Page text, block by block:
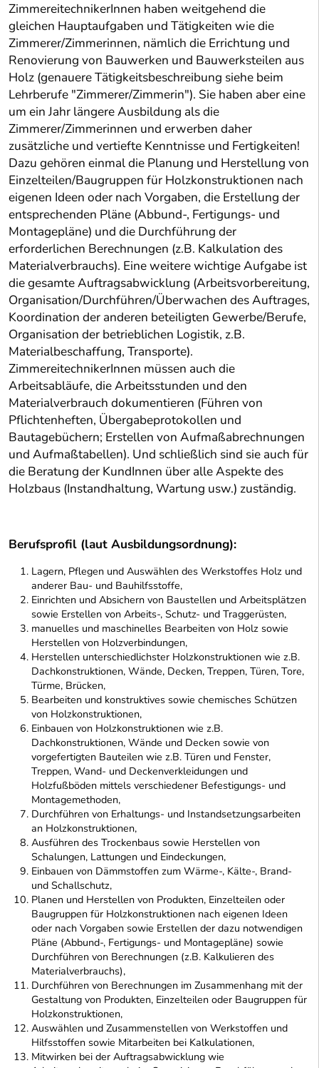
ZimmereitechnikerInnen haben weitgehend die
gleichen Hauptaufgaben und Tätigkeiten wie die
Zimmerer/Zimmerinnen, nämlich die Errichtung und
Renovierung von Bauwerken und Bauwerksteilen aus
Holz (genauere Tätigkeitsbeschreibung siehe beim
Lehrberufe "Zimmerer/Zimmerin"). Sie haben aber eine
um ein Jahr längere Ausbildung als die
Zimmerer/Zimmerinnen und erwerben daher
zusätzliche und vertiefte Kenntnisse und Fertigkeiten!
Dazu gehören einmal die Planung und Herstellung von
Einzelteilen/Baugruppen für Holzkonstruktionen nach
eigenen Ideen oder nach Vorgaben, die Erstellung der
entsprechenden Pläne (Abbund-, Fertigungs- und
Montagepläne) und die Durchführung der
erforderlichen Berechnungen (z.B. Kalkulation des
Materialverbrauchs). Eine weitere wichtige Aufgabe ist
die gesamte Auftragsabwicklung (Arbeitsvorbereitung,
Organisation/Durchführen/Überwachen des Auftrages,
Koordination der anderen beteiligten Gewerbe/Berufe,
Organisation der betrieblichen Logistik, z.B.
Materialbeschaffung, Transporte).
ZimmereitechnikerInnen müssen auch die
Arbeitsabläufe, die Arbeitsstunden und den
Materialverbrauch dokumentieren (Führen von
Pflichtenheften, Übergabeprotokollen und
Bautagebüchern; Erstellen von Aufmaßabrechnungen
und Aufmaßtabellen). Und schließlich sind sie auch für
die Beratung der KundInnen über alle Aspekte des
Holzbaus (Instandhaltung, Wartung usw.) zuständig.
Berufsprofil (laut Ausbildungsordnung):
Lagern, Pflegen und Auswählen des Werkstoffes Holz und
anderer Bau- und Bauhilfsstoffe,
Einrichten und Absichern von Baustellen und Arbeitsplätzen
sowie Erstellen von Arbeits-, Schutz- und Traggerüsten,
manuelles und maschinelles Bearbeiten von Holz sowie
Herstellen von Holzverbindungen,
Herstellen unterschiedlichster Holzkonstruktionen wie z.B.
Dachkonstruktionen, Wände, Decken, Treppen, Türen, Tore,
Türme, Brücken,
Bearbeiten und konstruktives sowie chemisches Schützen
von Holzkonstruktionen,
Einbauen von Holzkonstruktionen wie z.B.
Dachkonstruktionen, Wände und Decken sowie von
vorgefertigten Bauteilen wie z.B. Türen und Fenster,
Treppen, Wand- und Deckenverkleidungen und
Holzfußböden mittels verschiedener Befestigungs- und
Montagemethoden,
Durchführen von Erhaltungs- und Instandsetzungsarbeiten
an Holzkonstruktionen,
Ausführen des Trockenbaus sowie Herstellen von
Schalungen, Lattungen und Eindeckungen,
Einbauen von Dämmstoffen zum Wärme-, Kälte-, Brand-
und Schallschutz,
Planen und Herstellen von Produkten, Einzelteilen oder
Baugruppen für Holzkonstruktionen nach eigenen Ideen
oder nach Vorgaben sowie Erstellen der dazu notwendigen
Pläne (Abbund-, Fertigungs- und Montagepläne) sowie
Durchführen von Berechnungen (z.B. Kalkulieren des
Materialverbrauchs),
Durchführen von Berechnungen im Zusammenhang mit der
Gestaltung von Produkten, Einzelteilen oder Baugruppen für
Holzkonstruktionen,
Auswählen und Zusammenstellen von Werkstoffen und
Hilfsstoffen sowie Mitarbeiten bei Kalkulationen,
Mitwirken bei der Auftragsabwicklung wie